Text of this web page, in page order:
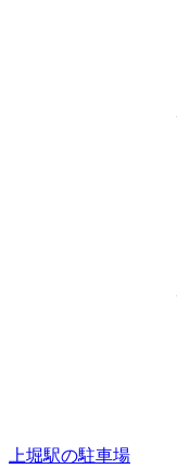
上堀駅の駐車場